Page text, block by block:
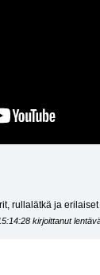
rullalätkä ja
kirjoittanut